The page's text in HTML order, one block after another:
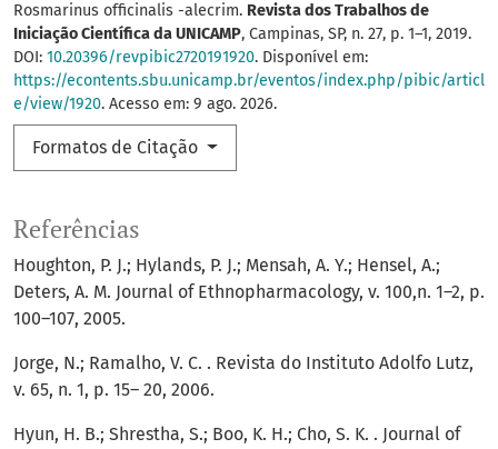
Rosmarinus officinalis -alecrim. Revista dos Trabalhos de
Iniciação Científica da UNICAMP, Campinas, SP, n. 27, p. 1–1, 2019.
DOI: 10.20396/revpibic2720191920. Disponível em:
https://econtents.sbu.unicamp.br/eventos/index.php/pibic/articl
e/view/1920. Acesso em: 9 ago. 2026.
Formatos de Citação
Referências
Houghton, P. J.; Hylands, P. J.; Mensah, A. Y.; Hensel, A.;
Deters, A. M. Journal of Ethnopharmacology, v. 100,n. 1–2, p.
100–107, 2005.
Jorge, N.; Ramalho, V. C. . Revista do Instituto Adolfo Lutz,
v. 65, n. 1, p. 15– 20, 2006.
Hyun, H. B.; Shrestha, S.; Boo, K. H.; Cho, S. K. . Journal of